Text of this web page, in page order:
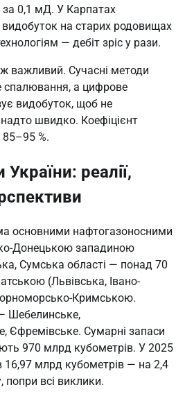
за 0,1 мД. У Карпатах
на старих родовищах
— дебіт зріс у рази.
важливий. Сучасні методи
спалювання, а цифрове
видобуток, щоб не
швидко. Коефіцієнт
%.
реалії,
основними нафтогазоносними
Донецькою западиною
Сумська області — понад 70
(Львівська, Івано-
Кримською.
Шебелинське,
Єфремівське. Сумарні запаси
970 млрд кубометрів. У 2025
16,97 млрд кубометрів — на 2,4
попри всі виклики.